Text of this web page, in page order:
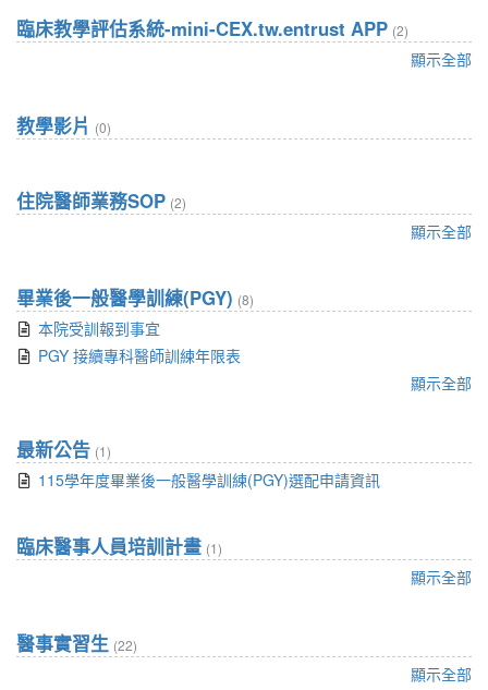
臨床教學評估系統-mini-CEX.tw.entrust APP (2)
顯示全部
教學影片 (0)
住院醫師業務SOP (2)
顯示全部
畢業後一般醫學訓練(PGY) (8)
本院受訓報到事宜
PGY 接續專科醫師訓練年限表
顯示全部
最新公告 (1)
115學年度畢業後一般醫學訓練(PGY)選配申請資訊
臨床醫事人員培訓計畫 (1)
顯示全部
醫事實習生 (22)
顯示全部